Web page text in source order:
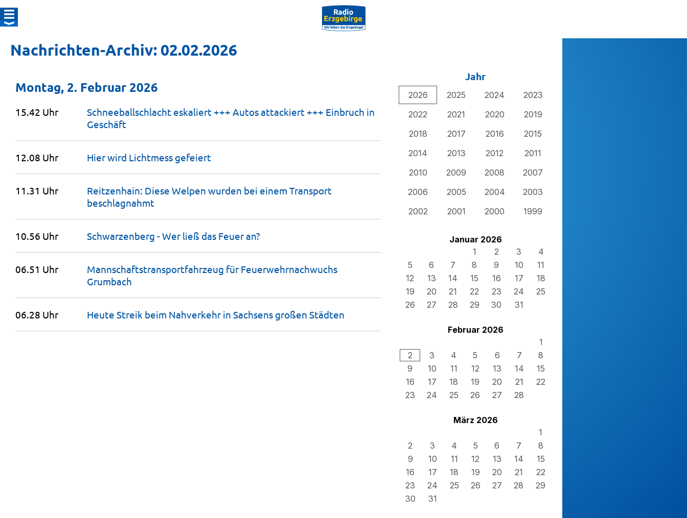
Nachrichten-Archiv: 02.02.2026
Jahr
2026 2025 2024
2023
2022
2021 2020
2019
2018
2017 2016
2015
2014
2013 2012
2011
2010
2009 2008
2007
2006
2005 2004
2003
2002
2001 2000 1999
Januar 2026
1
2 3
4
5
6 7 8 9 10
11
12
13 14 15 16 17
18
19
20 21 22 23 24
25
26
27 28 29 30 31
Februar 2026
1
2
3 4 5 6 7
8
9
10 11 12 13 14
15
16
17 18 19 20 21
22
23
24 25 26 27 28
März 2026
1
2
3 4 5 6 7
8
9
10 11 12 13 14
15
16
17 18 19 20 21
22
23
24 25 26 27 28
29
30
31
Montag, 2. Februar 2026
15.42 Uhr
Schneeballschlacht eskaliert +++ Autos attackiert +++ Einbruch in
Geschäft
12.08 Uhr Hier wird Lichtmess gefeiert
11.31 Uhr
Reitzenhain: Diese Welpen wurden bei einem Transport
beschlagnahmt
10.56 Uhr Schwarzenberg - Wer ließ das Feueran?
06.51 Uhr
Mannschaftstransportfahrzeug für Feuerwehrnachwuchs
Grumbach
06.28 Uhr Heute Streik beim Nahverkehr in Sachsens großen Städten